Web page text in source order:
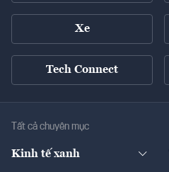
Xe
Tech Connect
Tất cả chuyên mục
Kinh tế xanh